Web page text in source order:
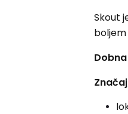
Skout
boljem